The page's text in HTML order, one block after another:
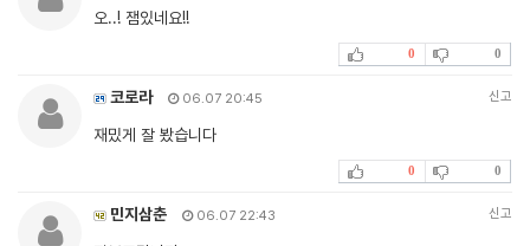
오..! 잼있네요!!
0 0
코로라 06.07 20:45 신고
재밌게 잘 봤습니다
0 0
민지삼춘 06.07 22:43 신고